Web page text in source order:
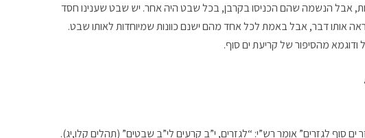
אבל הנשמה שהם הכניסו בקרבן, בכל שבט היה אחר. יש שבט שענינו חסד
אותו דבר, אבל באמת לכל אחד מהם ישנם כוונות שמיוחדות לאותו שבט.
מהסיפור של קריעת ים סוף.
סוף לגזרים” אומר רש”י: “לגזרים, י”ב קרעים לי”ב שבטים” (תהלים קלו,יג).